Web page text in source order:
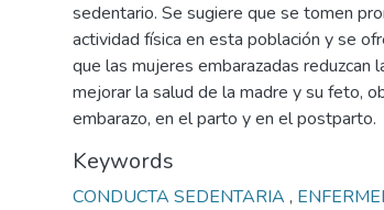
sedentario. Se sugiere que se tomen
actividad física en esta población y se
que las mujeres embarazadas reduzcan
mejorar la salud de la madre y su feto,
embarazo, en el parto y en el postparto.
Keywords
CONDUCTA SEDENTARIA ,